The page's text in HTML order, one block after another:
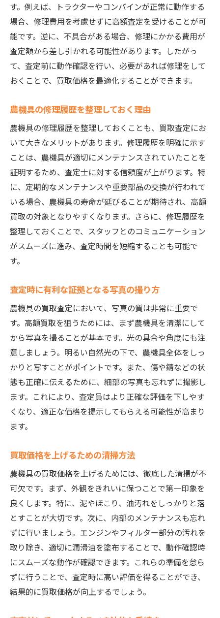
す。例えば、トラクターやコンバインが正常に動作する
場合、修理費用を考慮せずに高額査定を受けることが可
能です。逆に、不具合がある場合、修理にかかる費用が
査定額から差し引かれる可能性があります。したがっ
て、査定前に動作確認を行い、必要があれば修理をして
おくことで、買取価格を最適化することができます。
農機具の修理履歴を整理しておく理由
農機具の修理履歴を整理しておくことも、買取査定にお
いて大きなメリットがあります。修理履歴を明確に示す
ことは、農機具が適切にメンテナンスされていたことを
証明するため、査定士に対する信頼度が上がります。特
に、定期的なメンテナンスや重要部品の交換が行われて
いる場合、農機具の寿命が延びることが期待され、高額
買取の対象となりやすくなります。さらに、修理履歴を
整理しておくことで、スタッフとのコミュニケーション
がスムーズに進み、査定時間を短縮することも可能で
す。
査定時に有利な証拠となる写真の撮り方
農機具の買取査定において、写真の質は非常に重要で
す。高額買取を狙うためには、まず農機具を清潔にして
から写真を撮ることが基本です。光の具合や角度にも注
意しましょう。明るい自然光の下で、農機具全体をしっ
かりと写すことがポイントです。また、傷や錆などの状
態も正確に伝えるために、細部の写真も忘れずに撮影し
ます。これにより、査定員はより正確な評価を下しやす
くなり、適正な価格を提示してもらえる可能性が高まり
ます。
買取価格を上げるための清掃方法
農機具の買取価格を上げるためには、徹底した清掃が不
可欠です。まず、外観をきれいに保つことで第一印象を
良くします。特に、泥やほこり、油汚れをしっかりと落
とすことが大切です。次に、内部のメンテナンスも忘れ
ずに行いましょう。エンジンやフィルター部分の汚れを
取り除き、適切に潤滑油を塗布することで、動作確認時
にスムーズな動作が確認できます。これらの準備を怠ら
ずに行うことで、査定時に高い評価を得ることができ、
結果的に買取価格が向上するでしょう。